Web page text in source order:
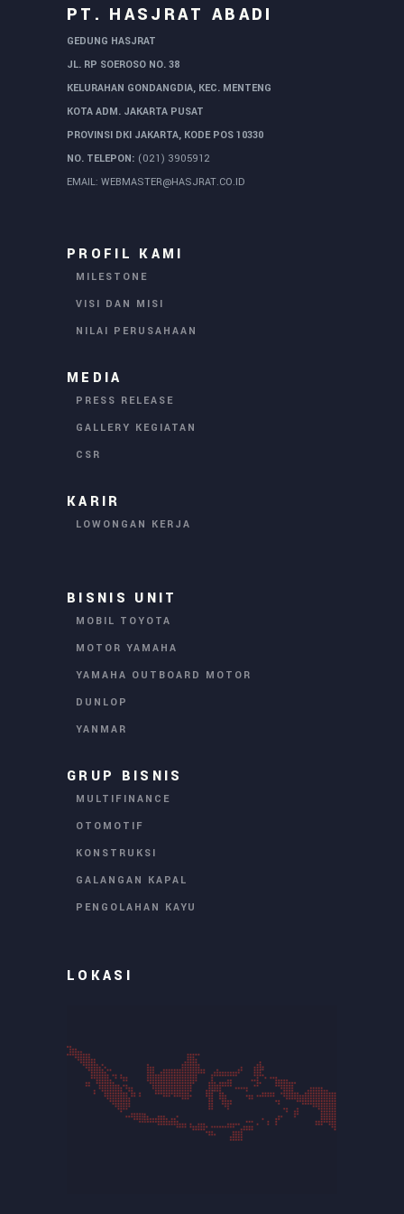
PT. HASJRAT ABADI
GEDUNG HASJRAT
JL. RP SOEROSO NO. 38
KELURAHAN GONDANGDIA, KEC. MENTENG
KOTA ADM. JAKARTA PUSAT
PROVINSI DKI JAKARTA, KODE POS 10330
NO. TELEPON: (021) 3905912
EMAIL: WEBMASTER@HASJRAT.CO.ID
PROFIL KAMI
MILESTONE
VISI DAN MISI
NILAI PERUSAHAAN
MEDIA
PRESS RELEASE
GALLERY KEGIATAN
CSR
KARIR
LOWONGAN KERJA
BISNIS UNIT
MOBIL TOYOTA
MOTOR YAMAHA
YAMAHA OUTBOARD MOTOR
DUNLOP
YANMAR
GRUP BISNIS
MULTIFINANCE
OTOMOTIF
KONSTRUKSI
GALANGAN KAPAL
PENGOLAHAN KAYU
LOKASI